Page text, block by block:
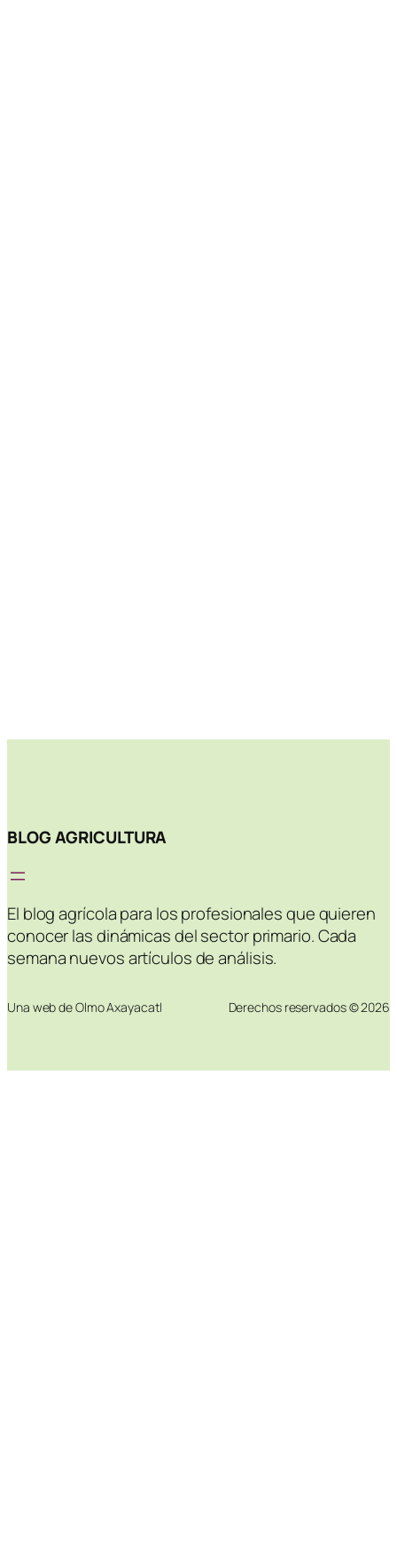
BLOG AGRICULTURA
El blog agrícola para los profesionales que quieren
conocer las dinámicas del sector primario. Cada
semana nuevos artículos de análisis.
Una web de Olmo Axayacatl Derechos reservados © 2026